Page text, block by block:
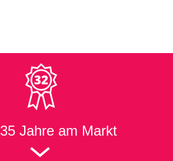
35 Jahre am Markt